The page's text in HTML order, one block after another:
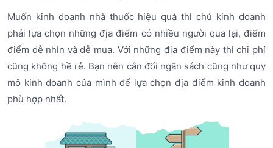
Muốn kinh doanh nhà thuốc hiệu quả thì chủ kinh doanh
phải lựa chọn những địa điểm có nhiều người qua lại, điểm
điểm dễ nhìn và dễ mua. Với những địa điểm này thì chi phí
cũng không hề rẻ. Bạn nên cân đối ngân sách cũng như quy
mô kinh doanh của mình để lựa chọn địa điểm kinh doanh
phù hợp nhất.